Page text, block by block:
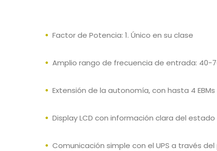
Factor de Potencia: 1. Único en su clase
Amplio rango de frecuencia de entrada: 40-
Extensión de la autonomía, con hasta 4
Display LCD con información clara del
Comunicación simple con el UPS a través